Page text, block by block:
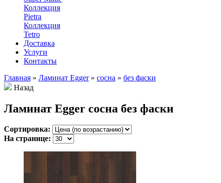
Коллекция
Pietra
Коллекция
Tetro
Доставка
Услуги
Контакты
Главная » Ламинат Egger » сосна » без фаски
Назад
Ламинат Egger сосна без фаски
Сортировка:
На странице: